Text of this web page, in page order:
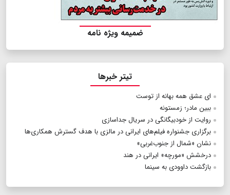
ضمیمه ویژه نامه
تیتر خبرها
ای عشق همه بهانه از توست
ببین مادر؛ زمستونه
روایت از خودبیگانگی در سریال جداسازی
برگزاری جشنواره فیلم‌های ایرانی در مالزی با هدف گسترش همکاری‌ها
نشان «شمال از جنوب‌غربی»
درخشش «مورچه» ایرانی در هند
بازگشت داوودی به سینما